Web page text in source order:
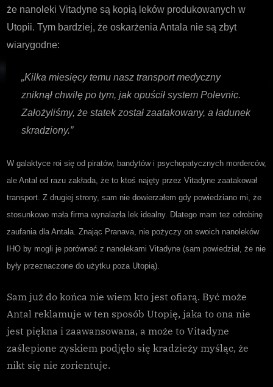
że nanoleki Vitadyne są kopią leków produkowanych w
Utopii. Tym bardziej, że oskarżenia Antala nie są zbyt
wiarygodne:
„Kilka miesięcy temu nasz transport medyczny
zniknął chwilę po tym, jak opuścił system Polevnic.
Założyliśmy, że statek został zaatakowany, a ładunek
skradziony.”
W galaktyce roi się od piratów, bandytów i psychopatycznych morderców,
ale Antal od razu zakłada, że to ktoś najęty przez Vitadyne zaatakował
transport. Z drugiej strony, sam nie dowierzałem gdy powiedziano mi, że
stosunkowo mała firma wynalazła lek idealny. Dlatego mam też odrobinę
zaufania dla Antala. Znając Pranava, nie pożyczy on swoich nanoleków
IHO by mogli je porównać z nanolekami Vitadyne (sam powiedział, że nie
były przeznaczone do użytku poza Utopią).
Sam już do końca nie wiem kto jest ofiarą. Być może
Antal reklamuje w ten sposób Utopię, jaka to ona nie
jest piękna i zaawansowana, a może to Vitadyne
zaślepione zyskiem podjęło się kradzieży myśląc, że
nikt się nie zorientuje.